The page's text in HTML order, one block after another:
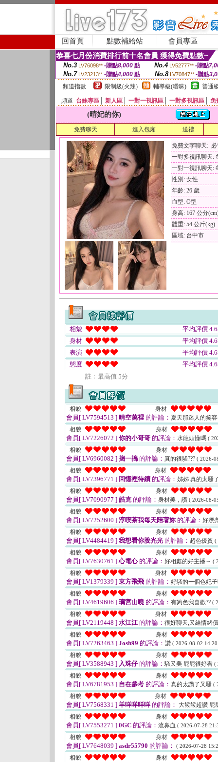
回首頁 點數補給站 會員專區
恭喜七月份消費排行前十名會員 獲得免費點數~
No.3 LV76098** -贈點8,000點 No.4 LV52777** -贈點
No.7 LV23213** -贈點4,000 點 No.8 LV70847** -贈點
頻道指數
限制級(火辣) 輔導級(曖昧) 普通
頻道 台妹專區 新人區 一對一視訊區 一對多視訊區 免
(晴妃的你)
免費聊天 進入包廂 送禮
免費文字聊天:
一對多視訊聊天:
一對一視訊聊天:
性別: 女性
年齡: 26 歲
血型: O型
身高: 167 公分
體重: 54 公斤(kg)
區域: 台中市
相貌
平均評價
身材
平均評價
表演
平均評價
態度
平均評價
註﹕最高值 5分
相貌 身材
會員[ LV7594513 ] 晴空萬裡 的評論： 夏天那迷人的笑
相貌
身材
會員[ LV7226072 ] 你的小哥哥 的評論： 水龍頭懂嗎 (
相貌 身材
會員[ LV6960082 ] 搗一搗 的評論： 真的很騷??? ( 2026-
相貌 身材
會員[ LV7396771 ] 回憶裡待續 的評論： 姊姊 真的太騷
相貌
身材
會員[ LV7090977 ] 皓克的評論： 身材美，讚 ( 2026-08-
相貌 身材
會員[ LV7252600 ] 淳喫茶我每天陪著妳的評論： 好漂
相貌
身材
會員[ LV4484419 ] 我想看你脫光光 的評論： 超色優質 (
相貌 身材
會員[ LV7630761 ]心電心的評論： 好相處的好主播～ (
相貌 身材
會員[ LV1379339 ] 東方飛飛 的評論： 好騷的一個色妃
相貌
身材
會員[ LV4619606 ] 璃宮山曉的評論： 有夠色我喜歡?? (
相貌 身材
會員[ LV2119448 ] 水江江 的評論： 很好聊天,又給情緒
相貌
身材
會員[ LV7263463 ] Josh99 的評論： 讚 ( 2026-08-02
相貌 身材
會員[ LV3588943 ] 入珠仔的評論：騷又美 屁屁很好看 (
相貌 身材
會員[ LV6781953 ] 自在參考 的評論： 真的太讚了又騷 (
相貌 身材
會員[ LV7568331 ] 羊咩咩咩咩的評論：
大餒餒超讚 屁
相貌
身材
會員[ LV7553271 ] 0GC 的評論： 流鼻血 ( 2026-07-28
相貌 身材
會員[ LV7648039 ] asdr55790 的評論： ( 2026-07-28
相貌 身材